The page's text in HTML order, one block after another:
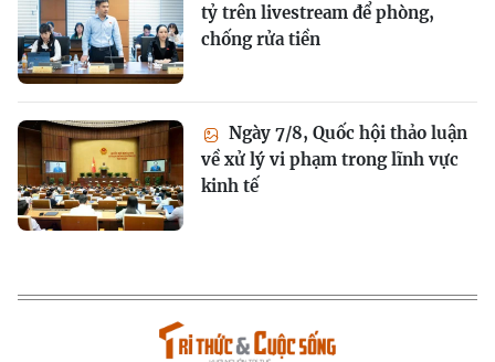
tỷ trên livestream để phòng,
chống rửa tiền
Ngày 7/8, Quốc hội thảo luận
về xử lý vi phạm trong lĩnh vực
kinh tế